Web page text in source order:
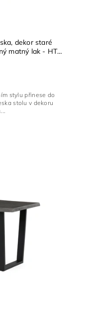
dekor staré
matný lak - HT-
stylu přinese do
stolu v dekoru